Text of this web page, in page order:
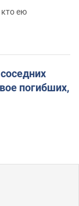
кто ею
погибших,